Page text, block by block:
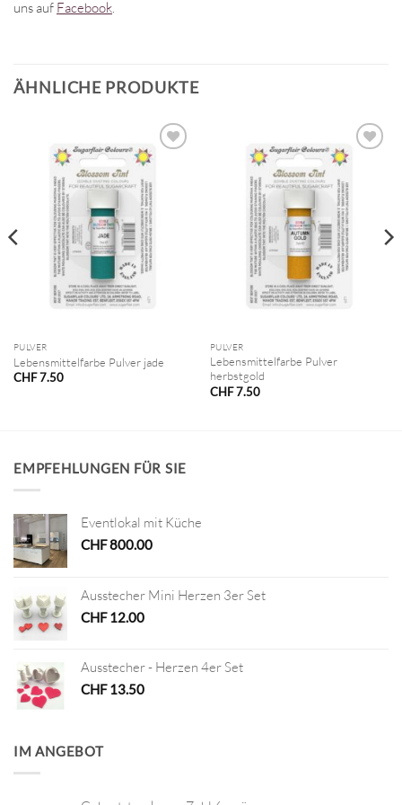
uns auf Facebook.
ÄHNLICHE PRODUKTE
PULVER
Lebensmittelfarbe Pulver jade
CHF7.50
PULVER
Lebensmittelfarbe Pulver
herbstgold
CHF7.50
EMPFEHLUNGEN FÜR SIE
Eventlokal mit Küche
CHF800.00
Ausstecher Mini Herzen 3er Set
CHF12.00
Ausstecher - Herzen 4er Set
CHF13.50
IM ANGEBOT